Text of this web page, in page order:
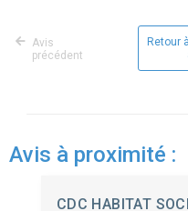
Avis
précédent
Retour
Avis à proximité :
CDC HABITAT